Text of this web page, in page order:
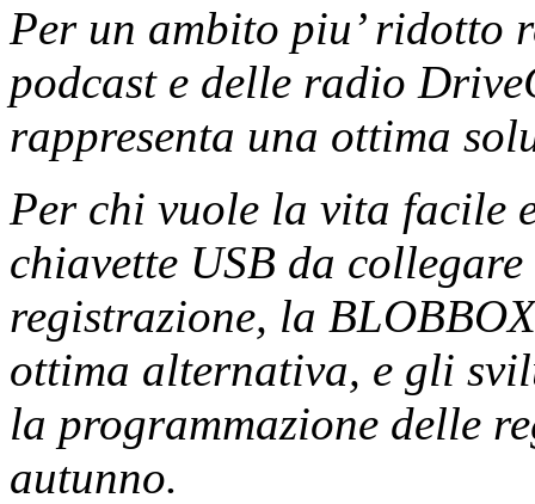
Per un ambito piu’ ridotto
podcast e delle radio
rappresenta una ottima
Per chi vuole la vita facile
chiavette USB da
registrazione, la
ottima alternativa, e gli
la programmazione delle
autunno.